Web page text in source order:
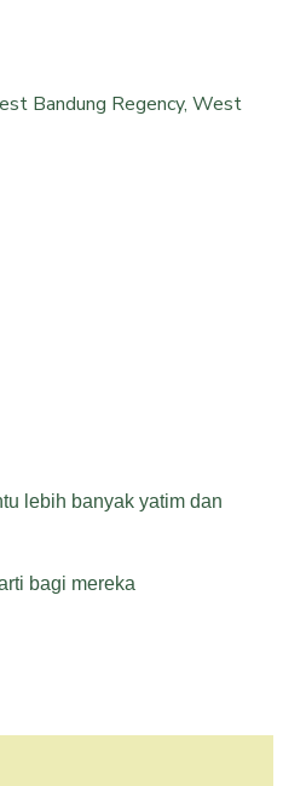
Bandung Regency, West
lebih banyak yatim dan
bagi mereka